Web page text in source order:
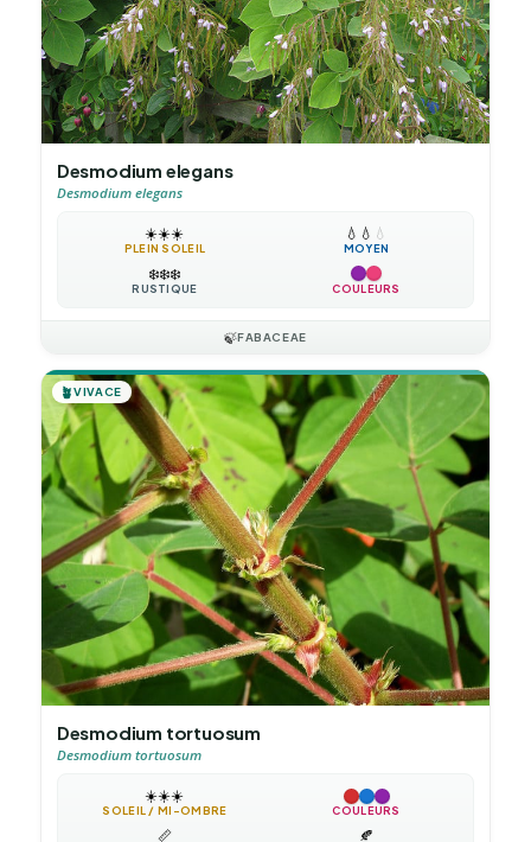
Desmodium elegans
Desmodium elegans
☀️☀️☀️
PLEIN SOLEIL
💧 💧 💧
MOYEN
❄️❄️❄️
RUSTIQUE COULEURS
🍃FABACEAE
🪴VIVACE
Desmodium tortuosum
Desmodium tortuosum
☀️☀️☀️
SOLEIL / MI-OMBRE COULEURS
📏 🍂